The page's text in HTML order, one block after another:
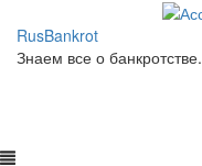
RusBankrot
Знаем все о банкротстве.